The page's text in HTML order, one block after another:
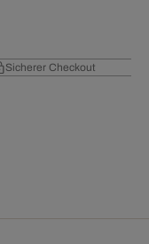
Sicherer Checkout